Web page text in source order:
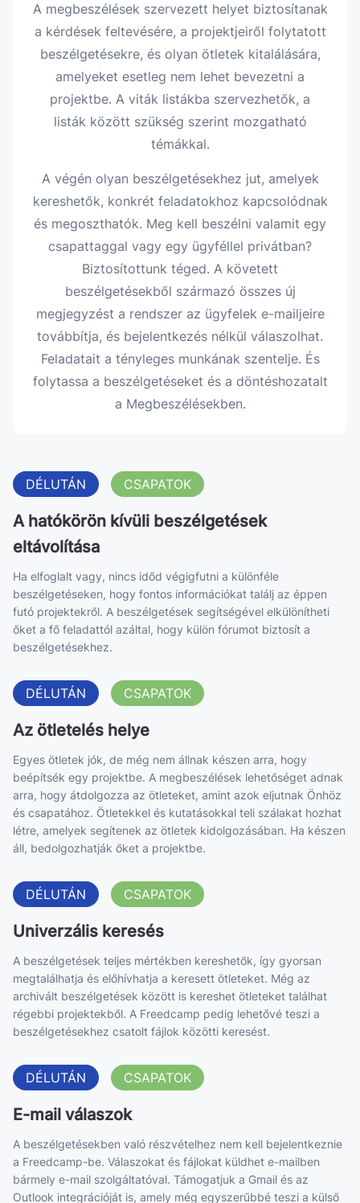
A megbeszélések szervezett helyet biztosítanak
a kérdések feltevésére, a projektjeiről folytatott
beszélgetésekre, és olyan ötletek kitalálására,
amelyeket esetleg nem lehet bevezetni a
projektbe. A viták listákba szervezhetők, a
listák között szükség szerint mozgatható
témákkal.
A végén olyan beszélgetésekhez jut, amelyek
kereshetők, konkrét feladatokhoz kapcsolódnak
és megoszthatók. Meg kell beszélni valamit egy
csapattaggal vagy egy ügyféllel privátban?
Biztosítottunk téged. A követett
beszélgetésekből származó összes új
megjegyzést a rendszer az ügyfelek e-mailjeire
továbbítja, és bejelentkezés nélkül válaszolhat.
Feladatait a tényleges munkának szentelje. És
folytassa a beszélgetéseket és a döntéshozatalt
a Megbeszélésekben.
DÉLUTÁN CSAPATOK
A hatókörön kívüli beszélgetések
eltávolítása
Ha elfoglalt vagy, nincs időd végigfutni a különféle
beszélgetéseken, hogy fontos információkat találj az éppen
futó projektekről. A beszélgetések segítségével elkülönítheti
őket a fő feladattól azáltal, hogy külön fórumot biztosít a
beszélgetésekhez.
DÉLUTÁN CSAPATOK
Az ötletelés helye
Egyes ötletek jók, de még nem állnak készen arra, hogy
beépítsék egy projektbe. A megbeszélések lehetőséget adnak
arra, hogy átdolgozza az ötleteket, amint azok eljutnak Önhöz
és csapatához. Ötletekkel és kutatásokkal teli szálakat hozhat
létre, amelyek segítenek az ötletek kidolgozásában. Ha készen
áll, bedolgozhatják őket a projektbe.
DÉLUTÁN CSAPATOK
Univerzális keresés
A beszélgetések teljes mértékben kereshetők, így gyorsan
megtalálhatja és előhívhatja a keresett ötleteket. Még az
archivált beszélgetések között is kereshet ötleteket találhat
régebbi projektekből. A Freedcamp pedig lehetővé teszi a
beszélgetésekhez csatolt fájlok közötti keresést.
DÉLUTÁN CSAPATOK
E-mail válaszok
A beszélgetésekben való részvételhez nem kell bejelentkeznie
a Freedcamp-be. Válaszokat és fájlokat küldhet e-mailben
bármely e-mail szolgáltatóval. Támogatjuk a Gmail és az
Outlook integrációját is, amely még egyszerűbbé teszi a külső